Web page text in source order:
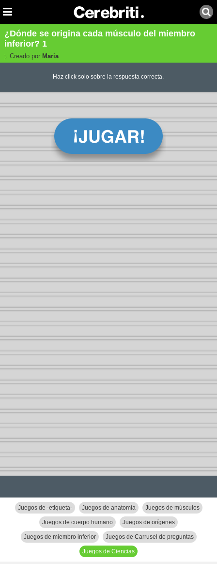
¿Dónde se origina cada músculo del miembro
inferior? 1
Creado por: Maria
Haz click solo sobre la respuesta correcta.
Juegos de -etiqueta- Juegos de anatomía Juegos de músculos
Juegos de cuerpo humano Juegos de orígenes
Juegos de miembro inferior Juegos de Carrusel de preguntas
Juegos de Ciencias